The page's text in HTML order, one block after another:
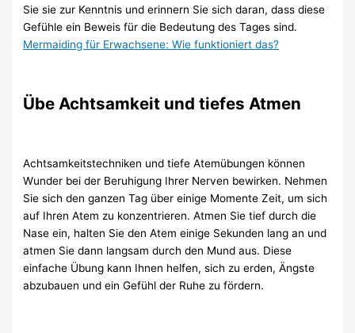
Sie sie zur Kenntnis und erinnern Sie sich daran, dass diese
Gefühle ein Beweis für die Bedeutung des Tages sind.
Mermaiding für Erwachsene: Wie funktioniert das?
Übe Achtsamkeit und tiefes Atmen
Achtsamkeitstechniken und tiefe Atemübungen können
Wunder bei der Beruhigung Ihrer Nerven bewirken. Nehmen
Sie sich den ganzen Tag über einige Momente Zeit, um sich
auf Ihren Atem zu konzentrieren. Atmen Sie tief durch die
Nase ein, halten Sie den Atem einige Sekunden lang an und
atmen Sie dann langsam durch den Mund aus. Diese
einfache Übung kann Ihnen helfen, sich zu erden, Ängste
abzubauen und ein Gefühl der Ruhe zu fördern.